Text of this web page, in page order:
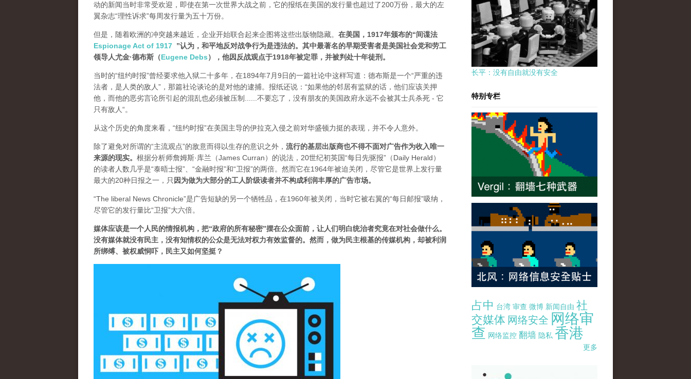
动的新闻当时非常受欢迎，即使在第一次世界大战之前，它的报纸在美国的发行量也超过了200万份，最大的左
翼杂志“理性诉求”每周发行量为五十万份。
但是，随着欧洲的冲突越来越近，企业开始联合起来企图将这些出版物隐藏。 在美国，1917年颁布的“间谍法
Espionage Act of 1917 ”认为，和平地反对战争行为是违法的。其中最著名的早期受害者是美国社会党和劳工
领导人尤金·德布斯（Eugene Debs），他因反战观点于1918年被定罪，并被判处十年徒刑。
当时的“纽约时报”曾经要求他入狱二十多年，在1894年7月9日的一篇社论中这样写道：德布斯是一个“严重的违
法者，是人类的敌人”，那篇社论谈论的是对他的逮捕。报纸还说：“如果他的邻居有监狱的话，他们应该关押
他，而他的恶劣言论所引起的混乱也必须被压制......不要忘了，没有朋友的美国政府永远不会被其士兵杀死 - 它
只有敌人“。
从这个历史的角度来看，“纽约时报”在美国主导的伊拉克入侵之前对华盛顿力挺的表现，并不令人意外。
除了避免对所谓的“主流观点”的敌意而得以生存的意识之外， 流行的基层出版商也不得不面对广告作为收入唯一
来源的现实。 根据分析师詹姆斯·库兰（James Curran）的说法，20世纪初英国“每日先驱报”（Daily Herald）
的读者人数几乎是“泰晤士报”、“金融时报”和“卫报”的两倍。然而它在1964年被迫关闭，尽管它是世界上发行量
最大的20种日报之一， 只 因为做为大部分的工人阶级读者并不构成利润丰厚的广告市场。
“The liberal News Chronicle”是广告短缺的另一个牺牲品，在1960年被关闭，当时它被右翼的“每日邮报”吸纳，
尽管它的发行量比“卫报”大六倍。
媒体应该是一个人民的情报机构，把“政府的所有秘密”摆在公众面前，让人们明白统治者究竟在对社会做什么。
没有媒体就没有民主，没有知情权的公众是无法对权力有效监督的。然而，做为民主根基的传媒机构，却被利润
所绑缚、被权威恫吓，民主又如何坚挺？
长平：没有自由就没有安全
特别专栏
占中 台湾 审查 微博 新闻自由 社
交媒体 网络安全 网络审
查 网络监控 翻墙 隐私 香港
更多
pao-pao-banner-mirror-site-120814.jpg